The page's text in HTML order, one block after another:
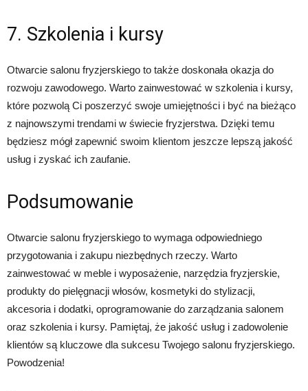
7. Szkolenia i kursy
Otwarcie salonu fryzjerskiego to także doskonała okazja do
rozwoju zawodowego. Warto zainwestować w szkolenia i kursy,
które pozwolą Ci poszerzyć swoje umiejętności i być na bieżąco
z najnowszymi trendami w świecie fryzjerstwa. Dzięki temu
będziesz mógł zapewnić swoim klientom jeszcze lepszą jakość
usług i zyskać ich zaufanie.
Podsumowanie
Otwarcie salonu fryzjerskiego to wymaga odpowiedniego
przygotowania i zakupu niezbędnych rzeczy. Warto
zainwestować w meble i wyposażenie, narzędzia fryzjerskie,
produkty do pielęgnacji włosów, kosmetyki do stylizacji,
akcesoria i dodatki, oprogramowanie do zarządzania salonem
oraz szkolenia i kursy. Pamiętaj, że jakość usług i zadowolenie
klientów są kluczowe dla sukcesu Twojego salonu fryzjerskiego.
Powodzenia!